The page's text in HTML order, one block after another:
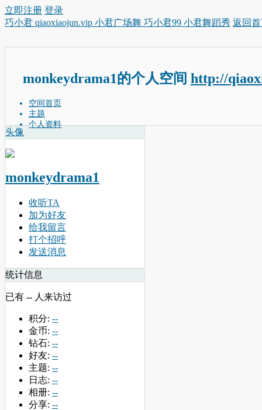
立即注册 登录
巧小君 qiaoxiaojun.vip 小君广场舞 巧小君99 小君舞蹈秀 返回
monkeydrama1的个人空间 http://
空间首页
主题
个人资料
头像
monkeydrama1
收听TA
加为好友
给我留言
打个招呼
发送消息
统计信息
已有 -- 人来访过
积分: --
金币: --
钻石: --
好友: --
主题: --
日志: --
相册: --
分享: --